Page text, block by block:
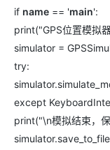
if name == 'main':
print("GPS位置模拟
simulator =
try:
except
print("\n模拟结束，